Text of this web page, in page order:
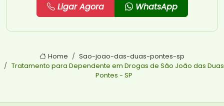
Ligar Agora WhatsApp
Home
Sao-joao-das-duas-pontes-sp
Tratamento para Dependente em Drogas de São João das Duas
Pontes - SP